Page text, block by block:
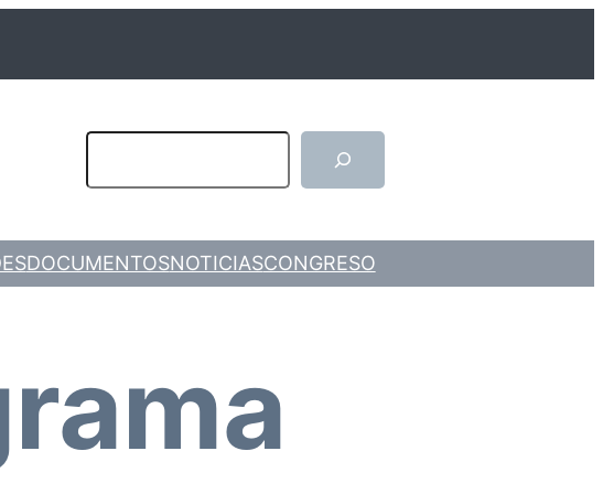
DOCUMENTOSNOTICIASCONGRESO